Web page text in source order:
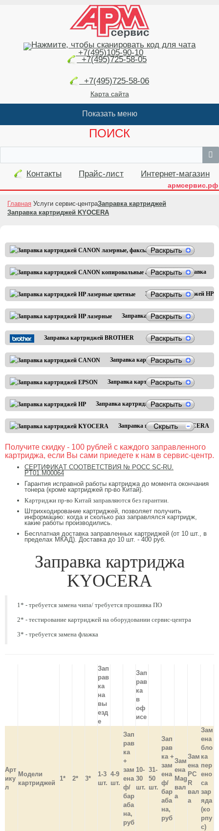
+7(495)105-90-10
+7(495)725-58-05
+7(495)725-58-06
Карта сайта
ПОИСК
Контакты Прайс-лист Интернет-магазин
армсервис.рф
Главная Услуги сервис-центраЗаправка картриджей
Заправка картриджей KYOCERA
Заправка
лазерные, факсы
Заправка
CANON
аппараты
Заправка картриджей HP
Заправка картриджей HP
Заправка картриджей BROTHER
Заправка картриджей CANON
Заправка картриджей EPSON
Заправка картриджей HP
Заправка картриджей KYOCERA
Получите скидку - 100 рублей с каждого заправленного
картриджа, если Вы сами приедете к нам в сервис-центр.
CЕРТИФИКAТ CООТВЕТCТВИЯ № РОСС SC-RU.
PT01.М00064
Гарантия исправной работы картриджа до момента окончания
тонера (кроме картриджей пр-во Китай).
Картриджи пр-во Китай заправляются без гарантии.
Штрихкодирование картриджей, позволяет получить
информацию: когда и сколько раз заправлялся картридж,
какие работы производились.
Бесплатная доставка заправленных картриджей (от 10 шт., в
пределах МКАД). Доставка до 10 шт. - 400 руб.
Заправка картриджа
KYOCERA
1* - требуется замена чипа/ требуется прошивка ПО
2* - тестирование картриджей на оборудовании сервис-центра
3* - требуется замена флажка
Зап
рав
ка
на
вы
езд
е
Зап
рав
ка
в
оф
исе
Арт
ику
л
Модели
картриджей
1* 2* 3*
1-3
шт.
4-9
шт.
Зап
рав
ка
+
зам
ена
ф/
бар
аба
на,
руб
10-
30
шт.
31-
50
шт.
Зап
рав
ка +
зам
ена
ф/
бар
аба
на,
руб
Зам
ена
Mag
вал
а
Зам
ена
PC
R
вал
а
Зам
ена
бло
ка
пер
ено
са
зар
яда
(ко
рпу
с)